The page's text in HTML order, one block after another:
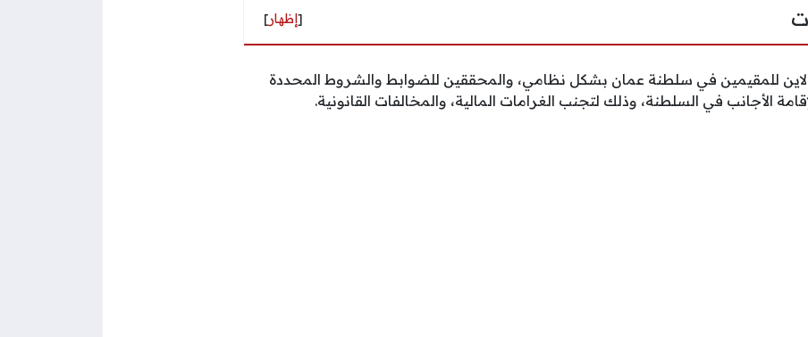
[إظهار]
لاين للمقيمين في سلطنة عمان بشكل نظامي، والمحققين للضوابط والشروط المحددة
الأجانب في السلطنة، وذلك لتجنب الغرامات المالية، والمخالفات القانونية.